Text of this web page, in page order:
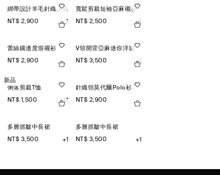
綁帶設計羊毛針織上衣
NT$ 2,900 +2
寬鬆剪裁短袖亞麻襯衫
NT$ 2,500 +4
蕾絲鑲邊度假襯衫
NT$ 2,900
V領開背亞麻迷你洋裝
NT$ 3,500 +1
新品
俐落剪裁T恤
NT$ 1,500 +17
針織領莫代爾Polo衫
NT$ 2,900
多層抓皺中長裙
NT$ 3,500 +1
多層抓皺中長裙
NT$ 3,500 +1